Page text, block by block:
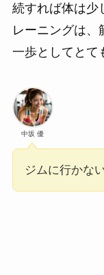
続すれば体は少
レーニングは、
一歩としてとて
中坂 優
ジムに行かな